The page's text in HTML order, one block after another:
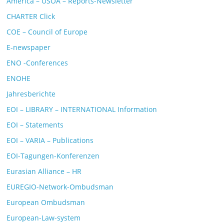
CHARTER Click
COE – Council of Europe
E-newspaper
ENO -Conferences
ENOHE
Jahresberichte
EOI – LIBRARY – INTERNATIONAL Information
EOI – Statements
EOI – VARIA – Publications
EOI-Tagungen-Konferenzen
Eurasian Alliance – HR
EUREGIO-Network-Ombudsman
European Ombudsman
European-Law-system